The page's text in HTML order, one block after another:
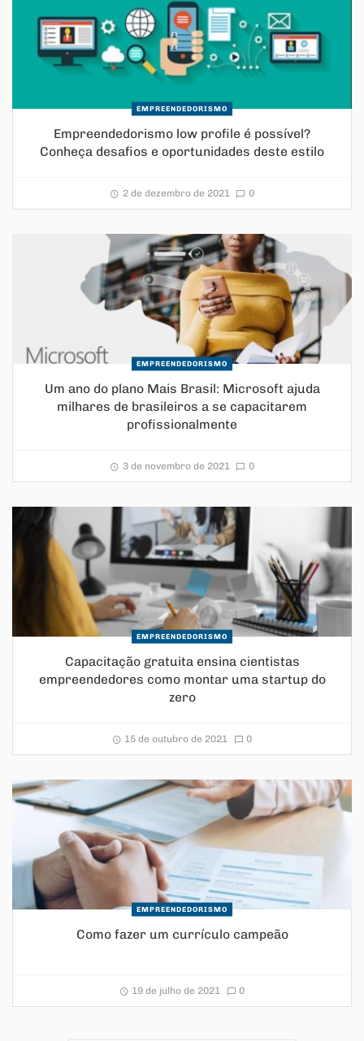
EMPREENDEDORISMO
Empreendedorismo low profile é possível?
Conheça desafios e oportunidades deste estilo
2 de dezembro de 2021 0
EMPREENDEDORISMO
Um ano do plano Mais Brasil: Microsoft ajuda
milhares de brasileiros a se capacitarem
profissionalmente
3 de novembro de 2021 0
EMPREENDEDORISMO
Capacitação gratuita ensina cientistas
empreendedores como montar uma startup do
zero
15 de outubro de 2021 0
EMPREENDEDORISMO
Como fazer um currículo campeão
19 de julho de 2021 0